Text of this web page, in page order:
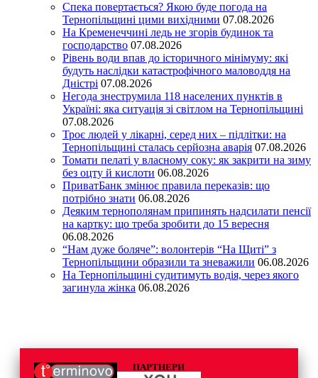
Спека повертається? Якою буде погода на
Тернопільщині цими вихідними 07.08.2026
На Кременеччині ледь не згорів будинок та
господарство 07.08.2026
Рівень води впав до історичного мінімуму: які
будуть наслідки катастрофічного маловоддя на
Дністрі 07.08.2026
Негода знеструмила 118 населених пунктів в
Україні: яка ситуація зі світлом на Тернопільщині
07.08.2026
Троє людей у лікарні, серед них – підлітки: на
Тернопільщині сталась серйозна аварія 07.08.2026
Томати пелаті у власному соку: як закрити на зиму
без оцту й кислоти 06.08.2026
ПриватБанк змінює правила переказів: що
потрібно знати 06.08.2026
Деяким тернополянам припинять надсилати пенсії
на картку: що треба зробити до 15 вересня
06.08.2026
“Нам дуже боляче”: волонтерів “На Щиті” з
Тернопільщини образили та зневажили 06.08.2026
На Тернопільщині судитимуть водія, через якого
загинула жінка 06.08.2026
ПАРТНЕРИ